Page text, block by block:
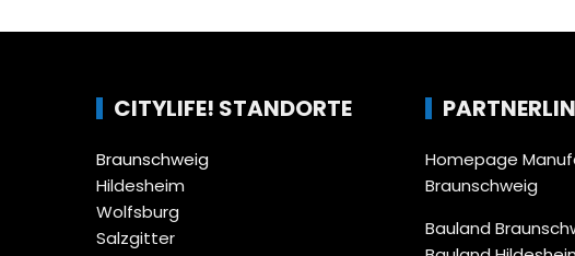
CITYLIFE! STANDORTE
Braunschweig
Hildesheim
Wolfsburg
Salzgitter
Homepage
Braunschweig
Bauland